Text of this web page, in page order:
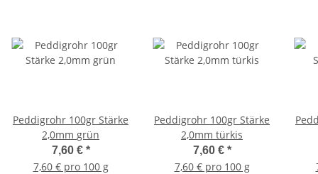
Peddigrohr 100gr Stärke
2,0mm grün
7,60 € *
7,60 € pro 100 g
Peddigrohr 100gr Stärke
2,0mm türkis
7,60 € *
7,60 € pro 100 g